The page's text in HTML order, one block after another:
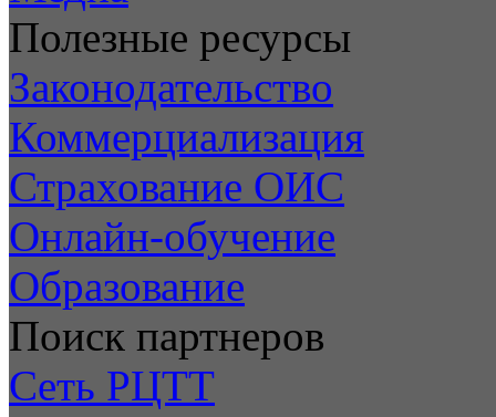
Полезные ресурсы
Законодательство
Коммерциализация
Страхование ОИС
Онлайн-обучение
Образование
Поиск партнеров
Сеть РЦТТ